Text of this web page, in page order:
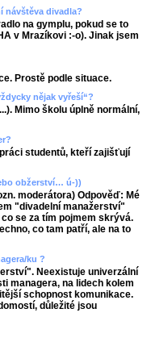
návštěva divadla?
na gymplu, pokud se to
v Mrazíkovi :-o). Jinak jsem
Prostě podle situace.
nějak vyřeší“?
Mimo školu úplně normální,
studentů, kteří zajišťují
obžerství… ú-))
moderátora) Odpověď: Mé
"divadelní manažerství"
se za tím pojmem skrývá.
co tam patří, ale na to
ku ?
Neexistuje univerzální
managera, na lidech kolem
schopnost komunikace.
důležité jsou